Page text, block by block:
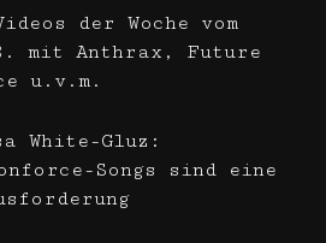
der Woche vom
mit Anthrax, Future
u.v.m.
White-Gluz:
Songs sind eine